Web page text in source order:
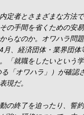
定者とさまざまな方法
の手間を省くための安
らなのか。オワハラ問
、経済団体・業界団体
「就職をしたいという
「オワハラ」）が確認
現だ。
の終了を迫ったり、誓